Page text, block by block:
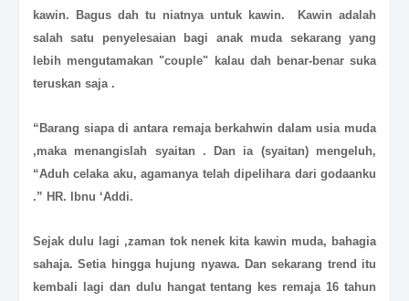
kawin. Bagus dah tu niatnya untuk kawin. Kawin adalah
salah satu penyelesaian bagi anak muda sekarang yang
lebih mengutamakan "couple" kalau dah benar-benar suka
teruskan saja .
“Barang siapa di antara remaja berkahwin dalam usia muda
,maka menangislah syaitan . Dan ia (syaitan) mengeluh,
“Aduh celaka aku, agamanya telah dipelihara dari godaanku
.” HR. Ibnu ‘Addi.
Sejak dulu lagi ,zaman tok nenek kita kawin muda, bahagia
sahaja. Setia hingga hujung nyawa. Dan sekarang trend itu
kembali lagi dan dulu hangat tentang kes remaja 16 tahun